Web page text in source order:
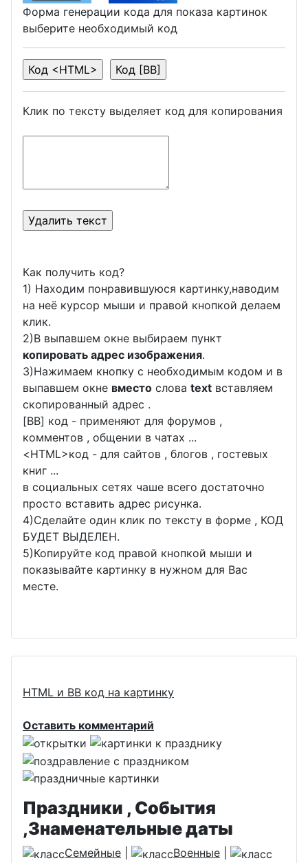
Форма генерации кода для показа картинок
выберите необходимый код
Клик по тексту выделяет код для копирования
Как получить код?
1) Находим понравившуюся картинку,наводим
на неё курсор мыши и правой кнопкой делаем
клик.
2)В выпавшем окне выбираем пункт
копировать адрес изображения.
3)Нажимаем кнопку с необходимым кодом и в
выпавшем окне вместо слова text вставляем
скопированный адрес .
[BB] код - применяют для форумов ,
комментов , общении в чатах ...
<HTML>код - для сайтов , блогов , гостевых
книг ...
в социальных сетях чаше всего достаточно
просто вставить адрес рисунка.
4)Сделайте один клик по тексту в форме , КОД
БУДЕТ ВЫДЕЛЕН.
5)Копируйте код правой кнопкой мыши и
показывайте картинку в нужном для Вас
месте.
HTML и BB код на картинку
Оставить комментарий
Праздники , События
,Знаменательные даты
Семейные Военные